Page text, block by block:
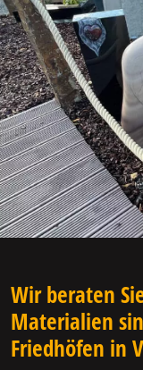
Wir beraten
Materialien
Friedhöfen in